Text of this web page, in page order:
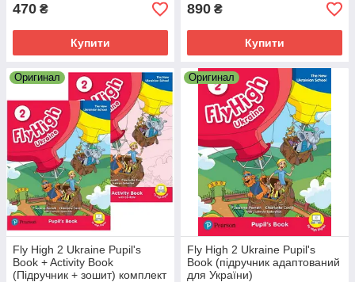
470 ₴
Купити
890 ₴
Купити
Оригинал
Fly High 2 Ukraine Pupil's
Book + Activity Book
(Підручник + зошит) комплект
Оригинал
Fly High 2 Ukraine Pupil's
Book (підручник адаптований
для України)